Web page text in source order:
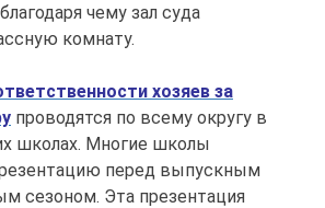
чему зал суда
комнату.
хозяев за
проводятся по всему округу в
школах. Многие школы
перед выпускным
сезоном. Эта презентация